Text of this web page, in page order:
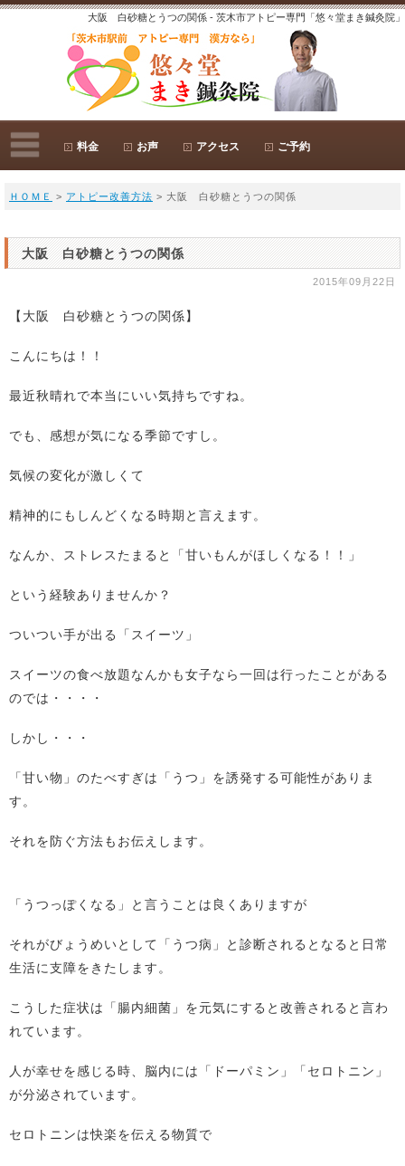
大阪 白砂糖とうつの関係 - 茨木市アトピー専門「悠々堂まき鍼灸院」
料金 お声 アクセス ご予約
ＨＯＭＥ > アトピー改善方法 > 大阪 白砂糖とうつの関係
大阪 白砂糖とうつの関係
2015年09月22日
【大阪 白砂糖とうつの関係】
こんにちは！！
最近秋晴れで本当にいい気持ちですね。
でも、感想が気になる季節ですし。
気候の変化が激しくて
精神的にもしんどくなる時期と言えます。
なんか、ストレスたまると「甘いもんがほしくなる！！」
という経験ありませんか？
ついつい手が出る「スイーツ」
スイーツの食べ放題なんかも女子なら一回は行ったことがある
のでは・・・・
しかし・・・
「甘い物」のたべすぎは「うつ」を誘発する可能性がありま
す。
それを防ぐ方法もお伝えします。
「うつっぽくなる」と言うことは良くありますが
それがびょうめいとして「うつ病」と診断されるとなると日常
生活に支障をきたします。
こうした症状は「腸内細菌」を元気にすると改善されると言わ
れています。
人が幸せを感じる時、脳内には「ドーパミン」「セロトニン」
が分泌されています。
セロトニンは快楽を伝える物質で